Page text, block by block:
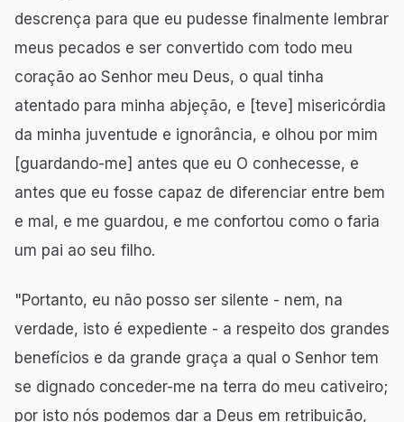
descrença para que eu pudesse finalmente lembrar
meus pecados e ser convertido com todo meu
coração ao Senhor meu Deus, o qual tinha
atentado para minha abjeção, e [teve] misericórdia
da minha juventude e ignorância, e olhou por mim
[guardando-me] antes que eu O conhecesse, e
antes que eu fosse capaz de diferenciar entre bem
e mal, e me guardou, e me confortou como o faria
um pai ao seu filho.
"Portanto, eu não posso ser silente - nem, na
verdade, isto é expediente - a respeito dos grandes
benefícios e da grande graça a qual o Senhor tem
se dignado conceder-me na terra do meu cativeiro;
por isto nós podemos dar a Deus em retribuição,